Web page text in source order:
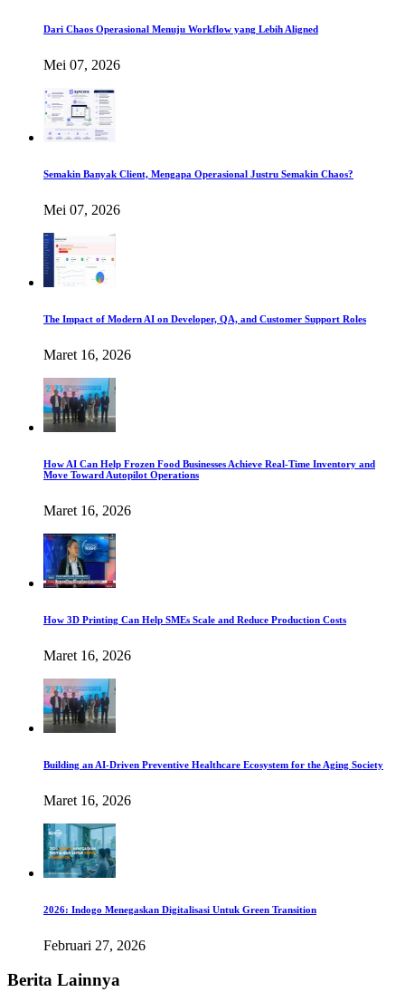
Dari Chaos Operasional Menuju Workflow yang Lebih Aligned
Mei 07, 2026
Semakin Banyak Client, Mengapa Operasional Justru Semakin Chaos?
Mei 07, 2026
The Impact of Modern AI on Developer, QA, and Customer Support Roles
Maret 16, 2026
How AI Can Help Frozen Food Businesses Achieve Real-Time Inventory and
Move Toward Autopilot Operations
Maret 16, 2026
How 3D Printing Can Help SMEs Scale and Reduce Production Costs
Maret 16, 2026
Building an AI-Driven Preventive Healthcare Ecosystem for the Aging Society
Maret 16, 2026
2026: Indogo Menegaskan Digitalisasi Untuk Green Transition
Februari 27, 2026
Berita Lainnya